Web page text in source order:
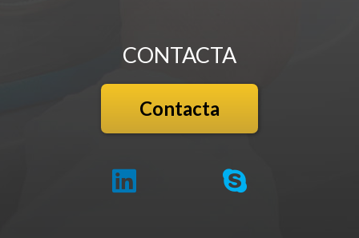
CONTACTA
Contacta